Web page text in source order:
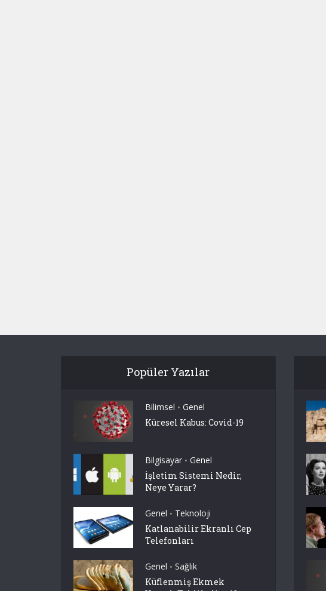
Popüler Yazılar
Bilimsel • Genel
Küresel Kabus: Covid-19
Bilgisayar • Genel
İşletim Sistemi Nedir,
Neye Yarar?
Genel • Teknoloji
Katlanabilir Ekranlı Cep
Telefonları
Genel • Sağlık
Küflenmiş Ekmek